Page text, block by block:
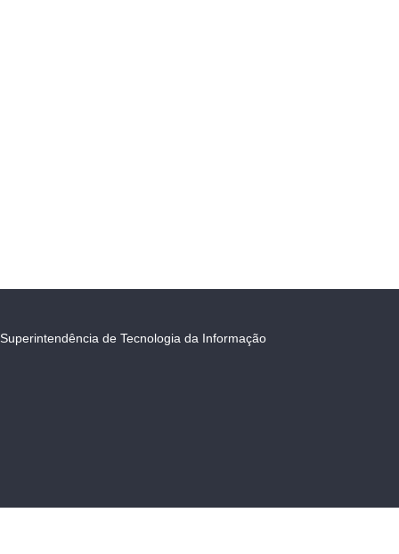
Superintendência de Tecnologia da Informação